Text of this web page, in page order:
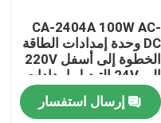
CA-2404A 100W AC-
DC وحدة إمدادات الطاقة
الخطوة إلى أسفل 220V
إلى 24V التبديل إمدادات
الطاقة
إرسال استفسار